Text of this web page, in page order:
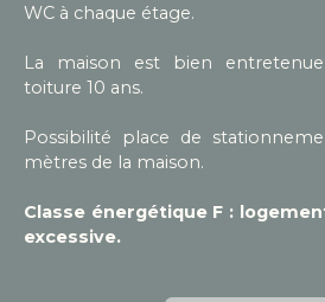
WC à chaque étage.
La maison est bien
toiture 10 ans.
Possibilité place de
mètres de la maison.
Classe énergétique F :
excessive.